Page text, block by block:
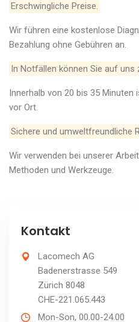
Erschwingliche Preise.
Wir führen eine kostenlose
Bezahlung ohne Gebühren an.
In Notfällen können Sie auf uns
Innerhalb von 20 bis 35 Minuten
vor Ort.
Sichere und umweltfreundliche
Wir verwenden bei unserer
Methoden und Werkzeuge.
Kontakt
Lacomech AG
Badenerstrasse 549
Zürich 8048
CHE-221.065.443
Mon-Son, 00.00-24.00